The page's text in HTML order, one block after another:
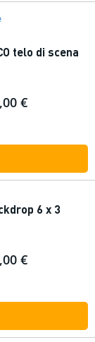
telo di scena
€
6 x 3
€